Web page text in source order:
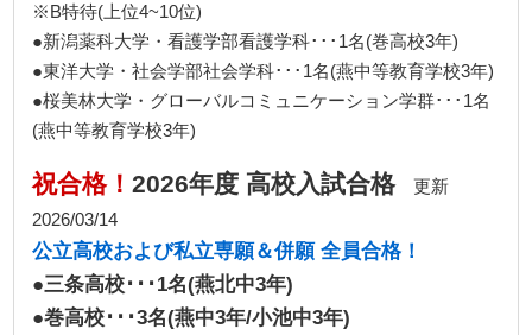
※B特待(上位4~10位)
●新潟薬科大学・看護学部看護学科･･･1名(巻高校3年)
●東洋大学・社会学部社会学科･･･1名(燕中等教育学校3年)
●桜美林大学・グローバルコミュニケーション学群･･･1名
(燕中等教育学校3年)
祝合格！2026年度 高校入試合格更新
2026/03/14
公立高校および私立専願＆併願 全員合格！
●三条高校･･･1名(燕北中3年)
●巻高校･･･3名(燕中3年/小池中3年)